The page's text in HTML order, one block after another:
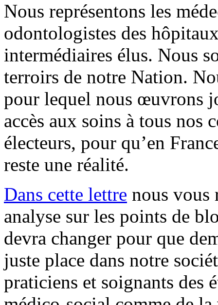
Nous représentons les
odontologistes des
intermédiaires élus. Nous
terroirs de notre Nation.
pour lequel nous œuvrons
accès aux soins à tous nos
électeurs, pour qu’en
reste une réalité.
Dans cette lettre nous vous
analyse sur les points de
devra changer pour que
juste place dans notre
praticiens et soignants des